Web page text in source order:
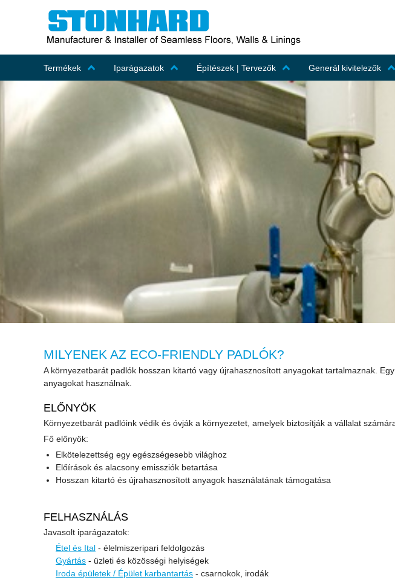
Termékek Iparágazatok Építészek | Tervezők Generál kivitelezők
MILYENEK AZ ECO-FRIENDLY PADLÓK?
A környezetbarát padlók hosszan kitartó vagy újrahasznosított anyagokat tartalmaznak.
anyagokat használnak.
ELŐNYÖK
Környezetbarát padlóink védik és óvják a környezetet, amelyek biztosítják a vállalat
Fő előnyök:
Elkötelezettség egy egészségesebb világhoz
Előírások és alacsony emissziók betartása
Hosszan kitartó és újrahasznosított anyagok használatának támogatása
FELHASZNÁLÁS
Javasolt iparágazatok:
Étel és Ital - élelmiszeripari feldolgozás
Gyártás - üzleti és közösségi helyiségek
Iroda épületek / Épület karbantartás - csarnokok, irodák